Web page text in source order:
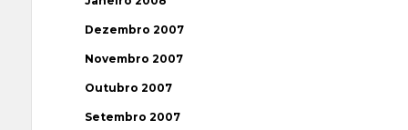
Dezembro 2007
Novembro 2007
Outubro 2007
Setembro 2007